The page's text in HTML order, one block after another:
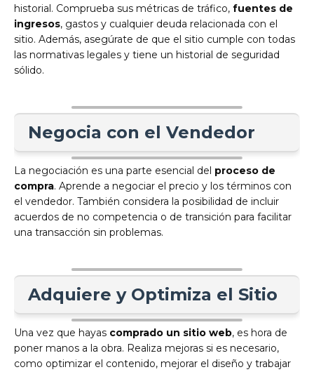
historial. Comprueba sus métricas de tráfico, fuentes de
ingresos, gastos y cualquier deuda relacionada con el
sitio. Además, asegúrate de que el sitio cumple con todas
las normativas legales y tiene un historial de seguridad
sólido.
Negocia con el Vendedor
La negociación es una parte esencial del proceso de
compra. Aprende a negociar el precio y los términos con
el vendedor. También considera la posibilidad de incluir
acuerdos de no competencia o de transición para facilitar
una transacción sin problemas.
Adquiere y Optimiza el Sitio
Una vez que hayas comprado un sitio web, es hora de
poner manos a la obra. Realiza mejoras si es necesario,
como optimizar el contenido, mejorar el diseño y trabajar